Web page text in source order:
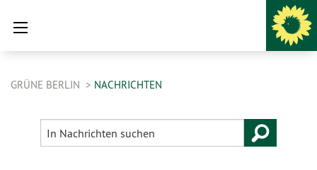
GRÜNE BERLIN NACHRICHTEN